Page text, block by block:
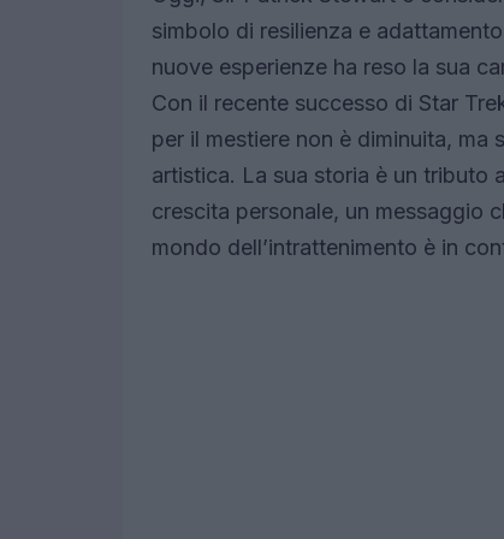
simbolo di resilienza e
nuove esperienze ha reso la sua
Con il recente successo di Star
per il mestiere non è diminuita, ma
artistica. La sua storia è un tributo
crescita personale, un messaggio
mondo dell’intrattenimento è in